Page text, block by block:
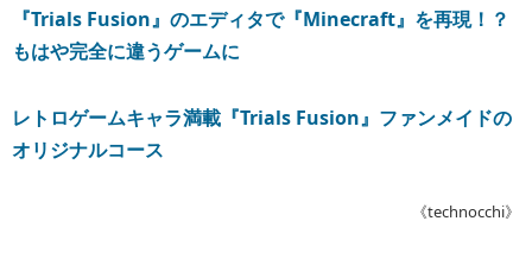
『Trials Fusion』のエディタで『Minecraft』を再現！？
もはや完全に違うゲームに
レトロゲームキャラ満載『Trials Fusion』ファンメイドの
オリジナルコース
《technocchi》